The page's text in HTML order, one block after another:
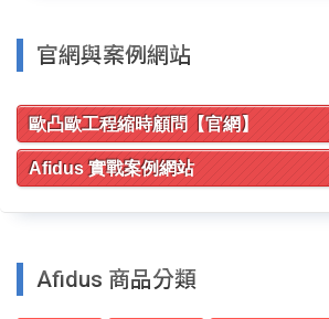
官網與案例網站
歐凸歐工程縮時顧問【官網】
Afidus 實戰案例網站
Afidus 商品分類